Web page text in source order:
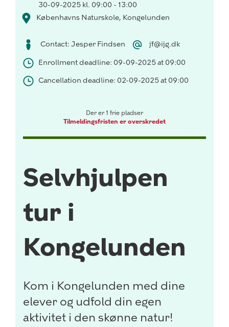
30-09-2025 kl. 09:00 - 13:00
Københavns Naturskole, Kongelunden
Contact: Jesper Findsen jf@ijg.dk
Enrollment deadline: 09-09-2025 at 09:00
Cancellation deadline: 02-09-2025 at 09:00
Der er 1 frie pladser
Tilmeldingsfristen er overskredet
Selvhjulpen
tur i
Kongelunden
Kom i Kongelunden med dine
elever og udfold din egen
aktivitet i den skønne natur!